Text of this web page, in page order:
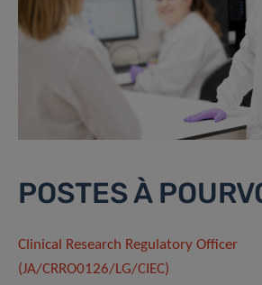
POSTES À
Clinical Research Regulatory Officer
(JA/CRRO0126/LG/CIEC)